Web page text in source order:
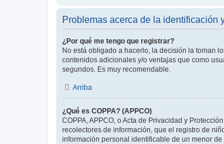
Problemas acerca de la identificación
¿Por qué me tengo que registrar?
No está obligado a hacerlo, la decisión la toman
contenidos adicionales y/o ventajas que como
segundos. Es muy recomendable.
Arriba
¿Qué es COPPA? (APPCO)
COPPA, APPCO, o Acta de Privacidad y
recolectores de información, que el registro de
información personal identificable de un menor de